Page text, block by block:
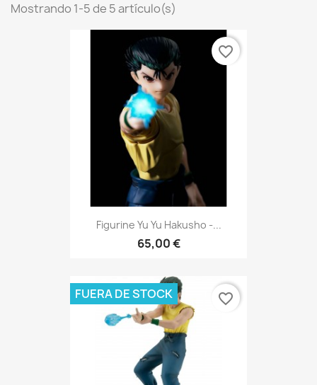
Mostrando 1-5 de 5 artículo(s)
Figurine Yu Yu Hakusho -...
65,00 €
favorite_border
FUERA DE STOCK favorite_border